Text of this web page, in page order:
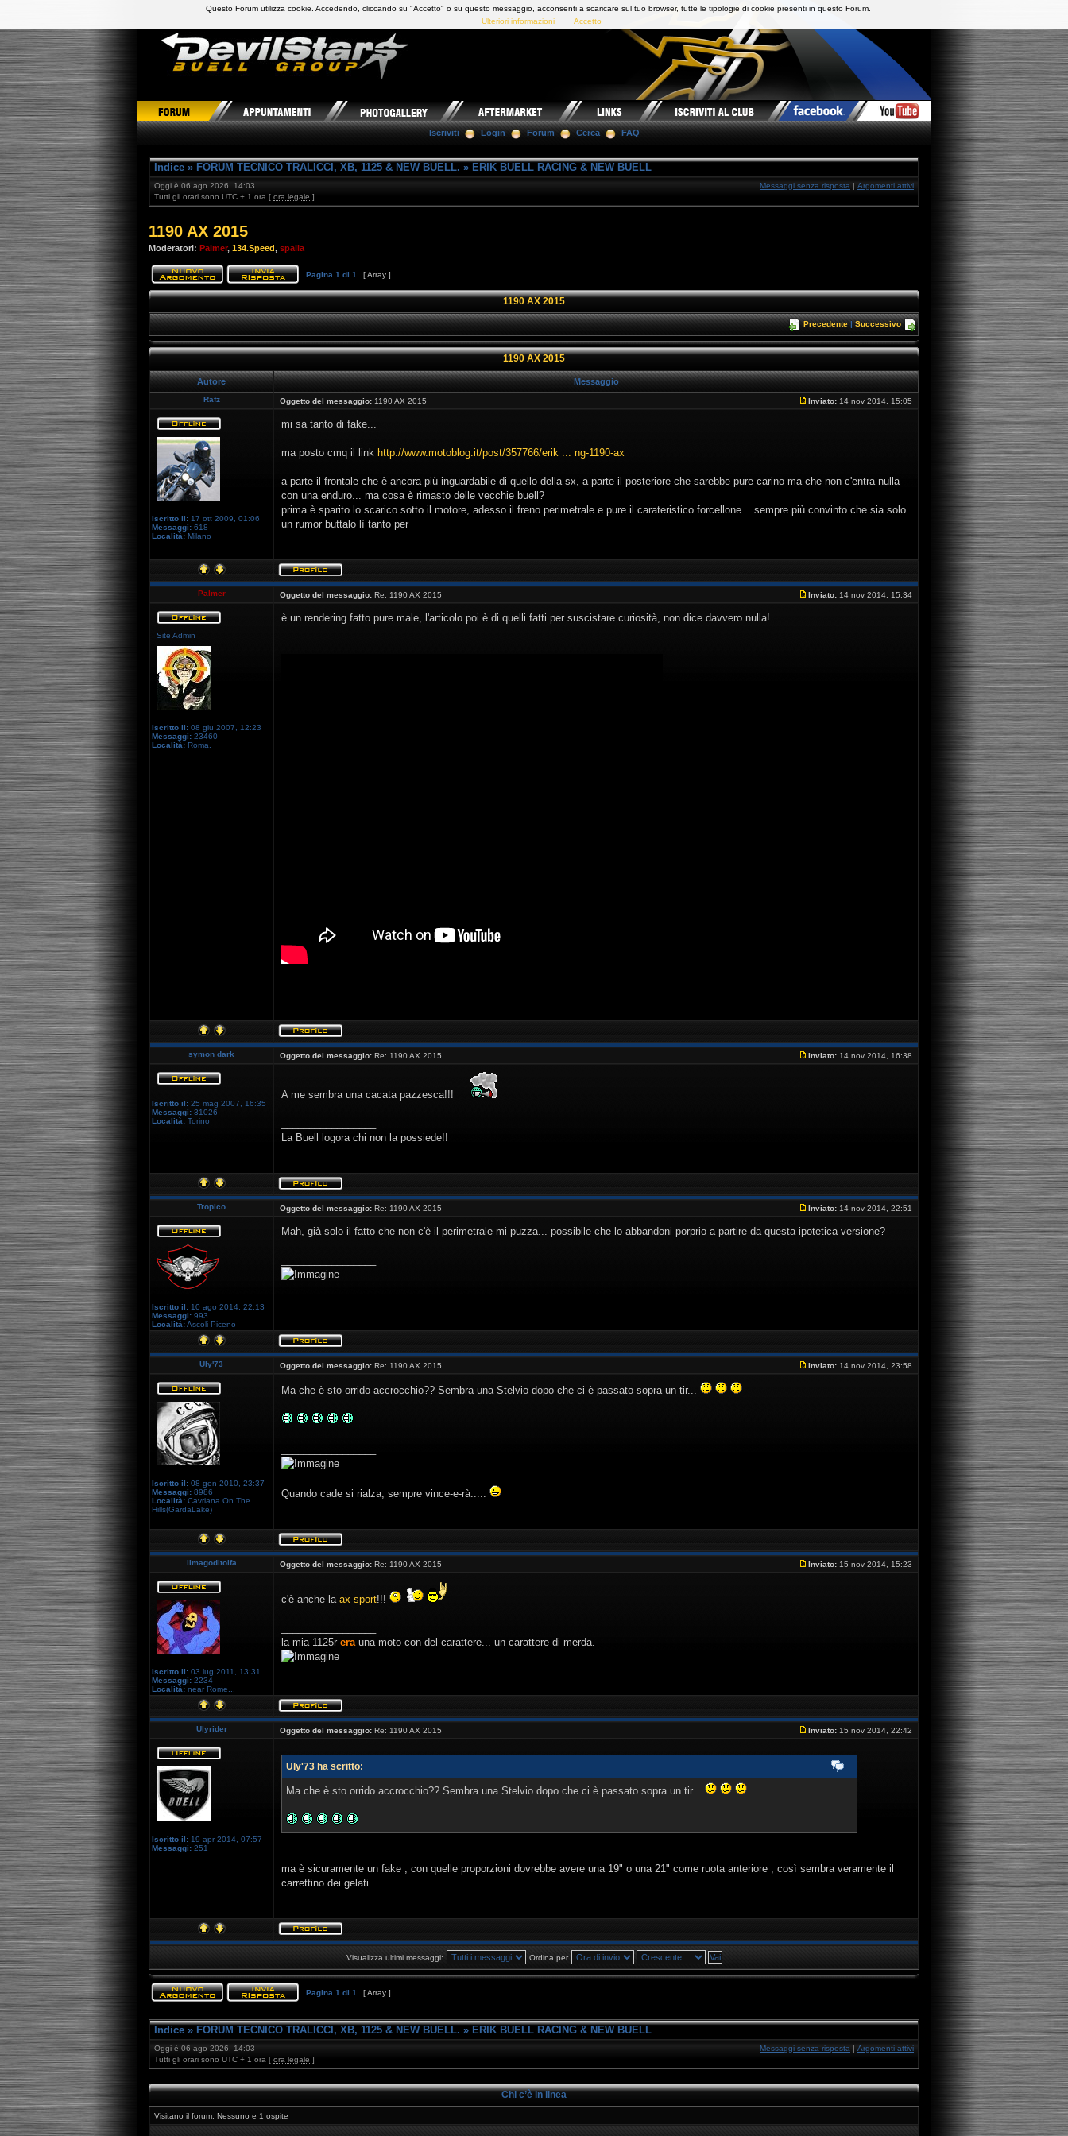
DevilStars Club Buell Italia
Iscriviti Login Forum Cerca FAQ
Indice » FORUM TECNICO TRALICCI, XB, 1125 & NEW BUELL. » ERIK BUELL RACING & NEW BUELL
Oggi è 06 ago 2026, 14:03
Tutti gli orari sono UTC + 1 ora [ ora legale ]
Messaggi senza risposta | Argomenti attivi
1190 AX 2015
Moderatori: Palmer, 134.Speed, spalla
Pagina 1 di 1 [ Array ]
1190 AX 2015
Precedente| Successivo
1190 AX 2015
Autore Messaggio
Rafz Oggetto del messaggio: 1190 AX 2015 Inviato: 14 nov 2014, 15:05
Iscritto il: 17 ott 2009, 01:06
Messaggi: 618
Località: Milano
mi sa tanto di fake...
ma posto cmq il link http://www.motoblog.it/post/357766/erik ... ng-1190-ax
a parte il frontale che è ancora più inguardabile di quello della sx, a parte il posteriore che sarebbe pure carino ma che non c'entra nulla
con una enduro... ma cosa è rimasto delle vecchie buell?
prima è sparito lo scarico sotto il motore, adesso il freno perimetrale e pure il carateristico forcellone... sempre più convinto che sia solo
un rumor buttalo lì tanto per
Palmer Oggetto del messaggio: Re: 1190 AX 2015 Inviato: 14 nov 2014, 15:34
Site Admin
Iscritto il: 08 giu 2007, 12:23
Messaggi: 23460
Località: Roma.
è un rendering fatto pure male, l'articolo poi è di quelli fatti per suscistare curiosità, non dice davvero nulla!
symon dark Oggetto del messaggio: Re: 1190 AX 2015 Inviato: 14 nov 2014, 16:38
Iscritto il: 25 mag 2007, 16:35
Messaggi: 31026
Località: Torino
A me sembra una cacata pazzesca!!!
La Buell logora chi non la possiede!!
Tropico Oggetto del messaggio: Re: 1190 AX 2015 Inviato: 14 nov 2014, 22:51
Iscritto il: 10 ago 2014, 22:13
Messaggi: 993
Località:Ascoli Piceno
Mah, già solo il fatto che non c'è il perimetrale mi puzza... possibile che lo abbandoni porprio a partire da questa ipotetica versione?
Uly'73 Oggetto del messaggio: Re: 1190 AX 2015 Inviato: 14 nov 2014, 23:58
Iscritto il: 08 gen 2010, 23:37
Messaggi: 8986
Località: Cavriana On The
Hills(GardaLake)
Ma che è sto orrido accrocchio?? Sembra una Stelvio dopo che ci è passato sopra un tir...
Quando cade si rialza, sempre vince-e-rà.....
ilmagoditolfa Oggetto del messaggio: Re: 1190 AX 2015 Inviato: 15 nov 2014, 15:23
Iscritto il: 03 lug 2011, 13:31
Messaggi: 2234
Località: near Rome...
c'è anche la ax sport!!!
la mia 1125r erauna moto con del carattere... un carattere di merda.
Ulyrider Oggetto del messaggio: Re: 1190 AX 2015 Inviato: 15 nov 2014, 22:42
Iscritto il: 19 apr 2014, 07:57
Messaggi: 251
Uly'73 ha scritto:
Ma che è sto orrido accrocchio?? Sembra una Stelvio dopo che ci è passato sopra un tir...
ma è sicuramente un fake , con quelle proporzioni dovrebbe avere una 19" o una 21" come ruota anteriore , così sembra veramente il
carrettino dei gelati
Visualizza ultimi messaggi: Ordina per
Pagina 1 di 1 [ Array ]
Indice » FORUM TECNICO TRALICCI, XB, 1125 & NEW BUELL. » ERIK BUELL RACING & NEW BUELL
Oggi è 06 ago 2026, 14:03
Tutti gli orari sono UTC + 1 ora [ ora legale ]
Messaggi senza risposta | Argomenti attivi
Chi c’è in linea
Visitano il forum: Nessuno e 1 ospite
Questo Forum utilizza cookie. Accedendo, cliccando su "Accetto" o su questo messaggio, acconsenti a scaricare sul tuo browser, tutte le tipologie di cookie presenti in questo Forum.
Ulteriori informazioni
Accetto